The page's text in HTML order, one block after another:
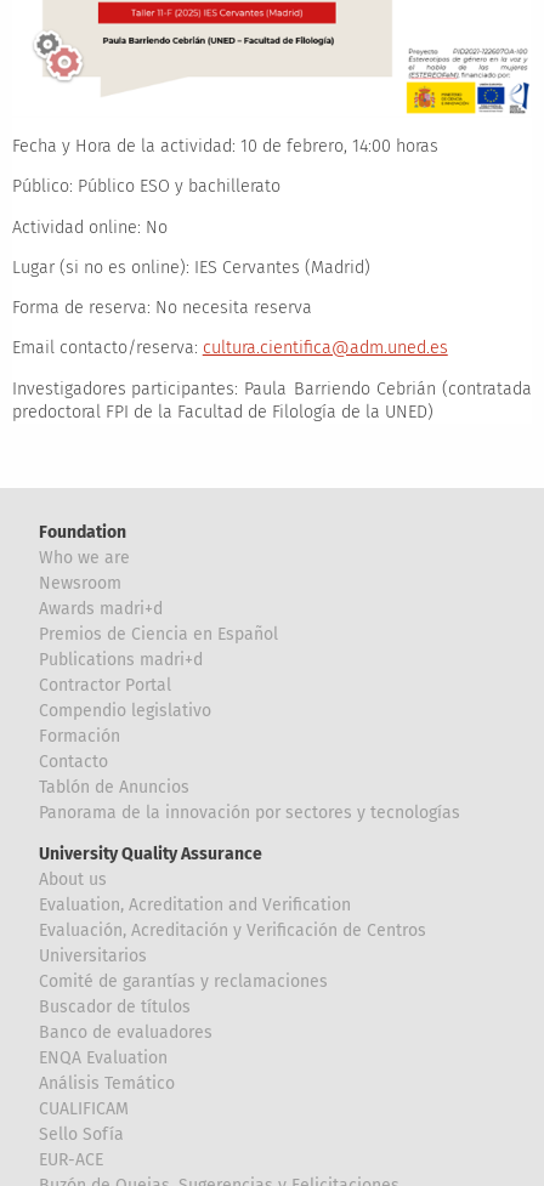
Fecha y Hora de la actividad: 10 de febrero, 14:00 horas
Público: Público ESO y bachillerato
Actividad online: No
Lugar (si no es online): IES Cervantes (Madrid)
Forma de reserva: No necesita reserva
Email contacto/reserva: cultura.cientifica@adm.uned.es
Investigadores participantes: Paula Barriendo Cebrián (contratada
predoctoral FPI de la Facultad de Filología de la UNED)
Foundation
Who we are
Newsroom
Awards madri+d
Premios de Ciencia en Español
Publications madri+d
Contractor Portal
Compendio legislativo
Formación
Contacto
Tablón de Anuncios
Panorama de la innovación por sectores y tecnologías
University Quality Assurance
About us
Evaluation, Acreditation and Verification
Evaluación, Acreditación y Verificación de Centros
Universitarios
Comité de garantías y reclamaciones
Buscador de títulos
Banco de evaluadores
ENQA Evaluation
Análisis Temático
CUALIFICAM
Sello Sofía
EUR-ACE